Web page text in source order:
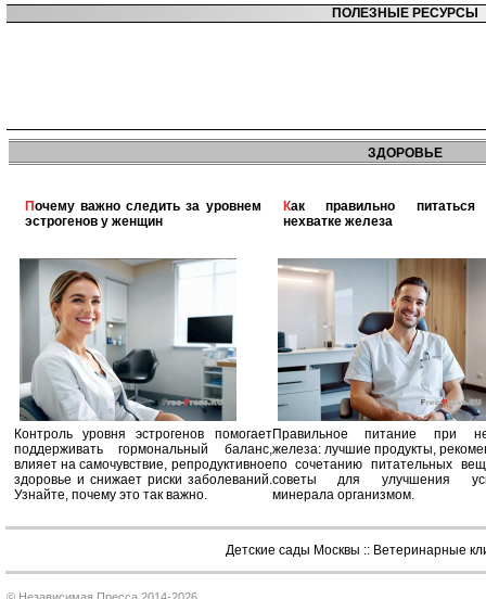
ПОЛЕЗНЫЕ РЕСУРСЫ
ЗДОРОВЬЕ
Почему важно следить за уровнем
эстрогенов у женщин
Контроль уровня эстрогенов помогает
поддерживать гормональный баланс,
влияет на самочувствие, репродуктивное
здоровье и снижает риски заболеваний.
Узнайте, почему это так важно.
Как правильно питаться при
нехватке железа
Правильное питание при
железа: лучшие продукты,
по сочетанию питательных
советы для улучшения
минерала организмом.
Детские сады Москвы :: Ветеринарные